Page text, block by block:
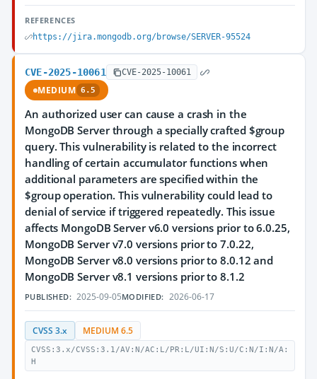
REFERENCES
https://jira.mongodb.org/browse/SERVER-95524
CVE-2025-10061 CVE-2025-10061
MEDIUM 6.5
An authorized user can cause a crash in the
MongoDB Server through a specially crafted $group
query. This vulnerability is related to the incorrect
handling of certain accumulator functions when
additional parameters are specified within the
$group operation. This vulnerability could lead to
denial of service if triggered repeatedly. This issue
affects MongoDB Server v6.0 versions prior to 6.0.25,
MongoDB Server v7.0 versions prior to 7.0.22,
MongoDB Server v8.0 versions prior to 8.0.12 and
MongoDB Server v8.1 versions prior to 8.1.2
PUBLISHED: 2025-09-05MODIFIED: 2026-06-17
CVSS 3.x MEDIUM 6.5
CVSS:3.x/CVSS:3.1/AV:N/AC:L/PR:L/UI:N/S:U/C:N/I:N/A:
H